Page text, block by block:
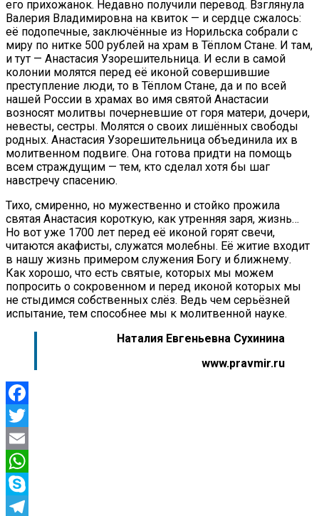
его прихожанок. Недавно получили перевод. Взглянула
Валерия Владимировна на квиток — и сердце сжалось:
её подопечные, заключённые из Норильска собрали с
миру по нитке 500 рублей на храм в Тёплом Стане. И там,
и тут — Анастасия Узорешительница. И если в самой
колонии молятся перед её иконой совершившие
преступление люди, то в Тёплом Стане, да и по всей
нашей России в храмах во имя святой Анастасии
возносят молитвы почерневшие от горя матери, дочери,
невесты, сестры. Молятся о своих лишённых свободы
родных. Анастасия Узорешительница объединила их в
молитвенном подвиге. Она готова придти на помощь
всем страждущим — тем, кто сделал хотя бы шаг
навстречу спасению.
Тихо, смиренно, но мужественно и стойко прожила
святая Анастасия короткую, как утренняя заря, жизнь…
Но вот уже 1700 лет перед её иконой горят свечи,
читаются акафисты, служатся молебны. Её житие входит
в нашу жизнь примером служения Богу и ближнему.
Как хорошо, что есть святые, которых мы можем
попросить о сокровенном и перед иконой которых мы
не стыдимся собственных слёз. Ведь чем серьёзней
испытание, тем способнее мы к молитвенной науке.
Наталия Евгеньевна Сухинина
www.pravmir.ru
Facebook
Twitter
Email
WhatsApp
Skype